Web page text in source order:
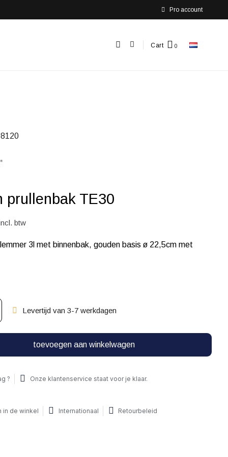
Pro account
Cart
prullenbak TE30
btw
3l met binnenbak, gouden basis ø 22,5cm met
Levertijd van 3-7 werkdagen
toevoegen aan winkelwagen
? Onze klantenservice staat voor je klaar.
in de winkel Internationaal Retourbeleid